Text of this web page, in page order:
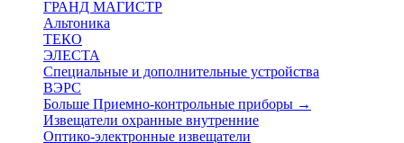
ГРАНД МАГИСТР
Альтоника
ТЕКО
ЭЛЕСТА
Специальные и дополнительные устройства
ВЭРС
Больше Приемно-контрольные приборы →
Извещатели охранные внутренние
Оптико-электронные извещатели